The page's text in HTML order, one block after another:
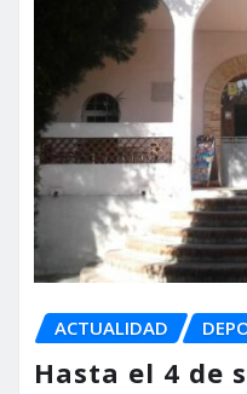
ACTUALIDAD
Hasta el 4 de